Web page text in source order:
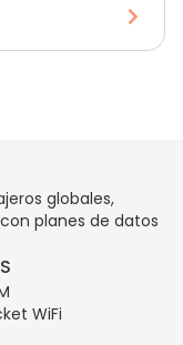
globales,
planes de datos
WiFi